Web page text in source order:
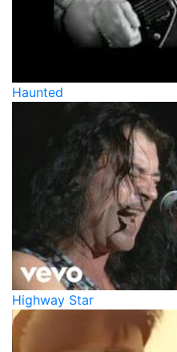
Haunted
Highway Star